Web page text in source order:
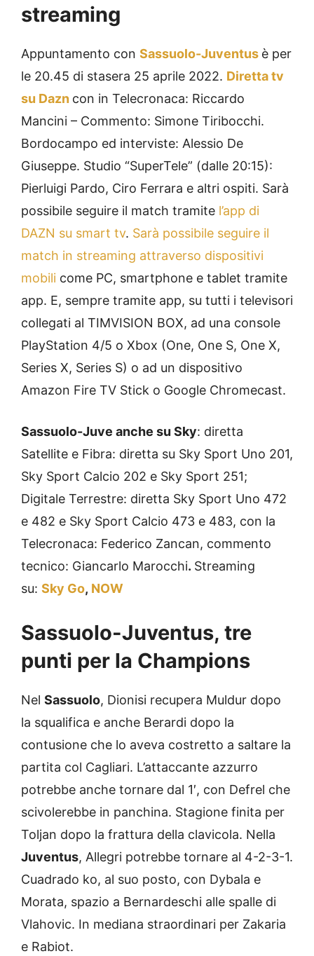
streaming
Appuntamento con Sassuolo-Juventus è per
le 20.45 di stasera 25 aprile 2022. Diretta tv
su Dazn con in Telecronaca: Riccardo
Mancini – Commento: Simone Tiribocchi.
Bordocampo ed interviste: Alessio De
Giuseppe. Studio “SuperTele” (dalle 20:15):
Pierluigi Pardo, Ciro Ferrara e altri ospiti. Sarà
possibile seguire il match tramite l’app di
DAZN su smart tv. Sarà possibile seguire il
match in streaming attraverso dispositivi
mobili come PC, smartphone e tablet tramite
app. E, sempre tramite app, su tutti i televisori
collegati al TIMVISION BOX, ad una console
PlayStation 4/5 o Xbox (One, One S, One X,
Series X, Series S) o ad un dispositivo
Amazon Fire TV Stick o Google Chromecast.
Sassuolo-Juve anche su Sky: diretta
Satellite e Fibra: diretta su Sky Sport Uno 201,
Sky Sport Calcio 202 e Sky Sport 251;
Digitale Terrestre: diretta Sky Sport Uno 472
e 482 e Sky Sport Calcio 473 e 483, con la
Telecronaca: Federico Zancan, commento
tecnico: Giancarlo Marocchi. Streaming
su: Sky Go, NOW
Sassuolo-Juventus, tre
punti per la Champions
Nel Sassuolo, Dionisi recupera Muldur dopo
la squalifica e anche Berardi dopo la
contusione che lo aveva costretto a saltare la
partita col Cagliari. L’attaccante azzurro
potrebbe anche tornare dal 1′, con Defrel che
scivolerebbe in panchina. Stagione finita per
Toljan dopo la frattura della clavicola. Nella
Juventus, Allegri potrebbe tornare al 4-2-3-1.
Cuadrado ko, al suo posto, con Dybala e
Morata, spazio a Bernardeschi alle spalle di
Vlahovic. In mediana straordinari per Zakaria
e Rabiot.